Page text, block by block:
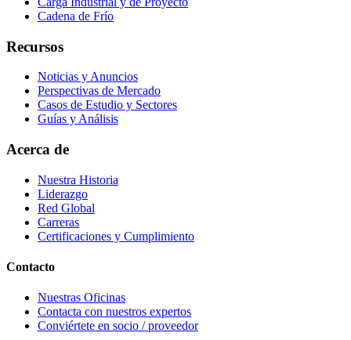
Cadena de Frío
Recursos
Noticias y Anuncios
Perspectivas de Mercado
Casos de Estudio y Sectores
Guías y Análisis
Acerca de
Nuestra Historia
Liderazgo
Red Global
Carreras
Certificaciones y Cumplimiento
Contacto
Nuestras Oficinas
Contacta con nuestros expertos
Conviértete en socio / proveedor